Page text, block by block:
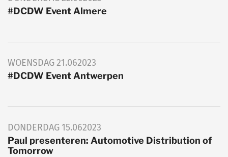
#DCDW Event Almere
WOENSDAG21.062023
#DCDW Event Antwerpen
DONDERDAG 15.062023
Paul presenteren: Automotive Distribution of
Tomorrow